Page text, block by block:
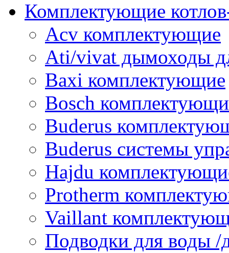
Комплектующие
Acv комплектующие
Ati/vivat дымоходы
Baxi комплектующие
Bosch
Buderus
Buderus системы
Hajdu
Protherm
Vaillant
Подводки для воды /